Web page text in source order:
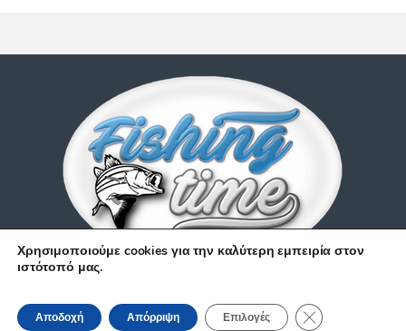
210 9514 529
Χρησιμοποιούμε cookies για την καλύτερη εμπειρία στον
ιστότοπό μας.
Αποδοχή Απόρριψη Επιλογές Κλείσιμο του